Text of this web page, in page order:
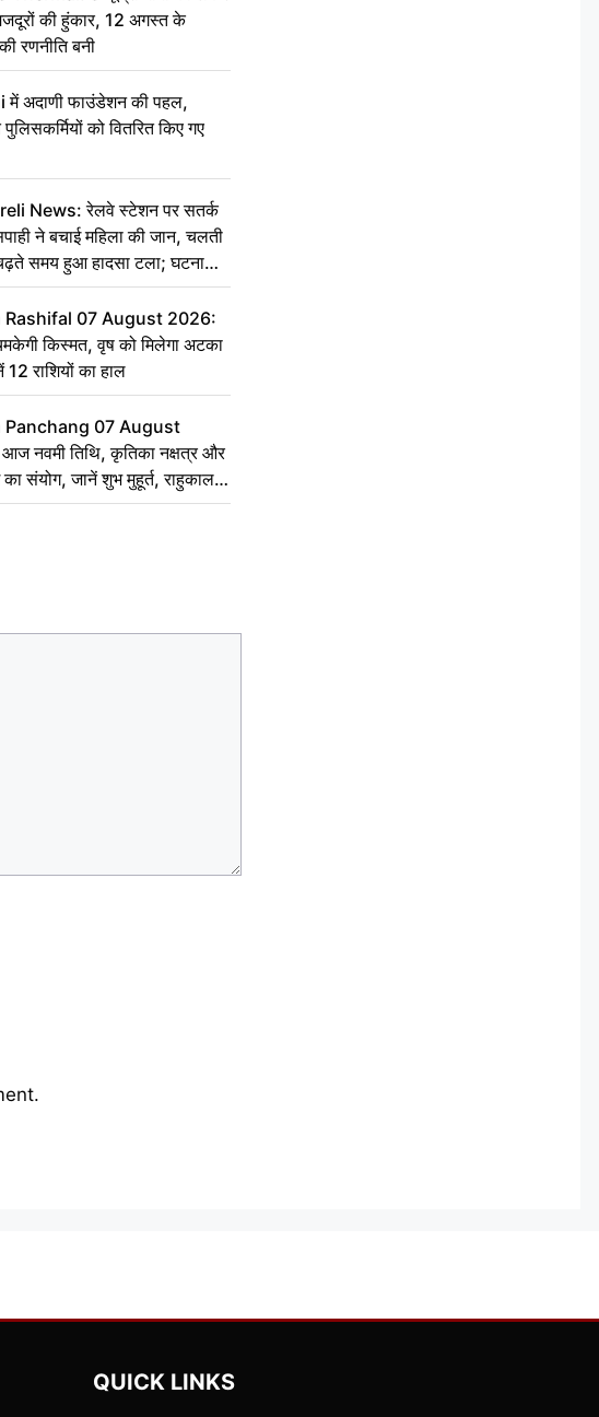
की हुंकार, 12 अगस्त के
रणनीति बनी
में अदाणी फाउंडेशन की पहल,
पुलिसकर्मियों को वितरित किए गए
News: रेलवे स्टेशन पर सतर्क
ने बचाई महिला की जान, चलती
समय हुआ हादसा टला; घटना
कैद
Rashifal 07 August 2026:
किस्मत, वृष को मिलेगा अटका
राशियों का हाल
Panchang 07 August
नवमी तिथि, कृतिका नक्षत्र और
का संयोग, जानें शुभ मुहूर्त, राहुकाल
QUICK LINKS